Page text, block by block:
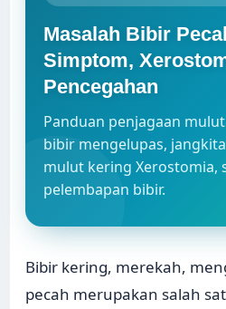
Masalah Bibir
Simptom,
Pencegahan
Panduan penjagaan
bibir mengelupas,
mulut kering Xerostomia,
pelembapan bibir.
Bibir kering, merekah,
pecah merupakan salah